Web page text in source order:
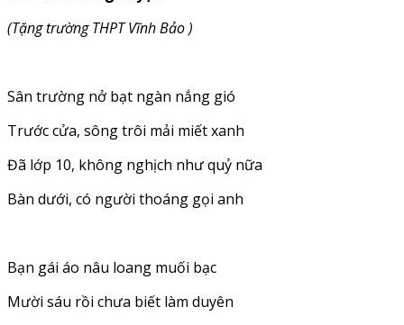
(Tặng trường THPT Vĩnh Bảo )
Sân trường nở bạt ngàn nắng gió
Trước cửa, sông trôi mải miết xanh
Đã lớp 10, không nghịch như quỷ nữa
Bàn dưới, có người thoáng gọi anh
Bạn gái áo nâu loang muối bạc
Mười sáu rồi chưa biết làm duyên